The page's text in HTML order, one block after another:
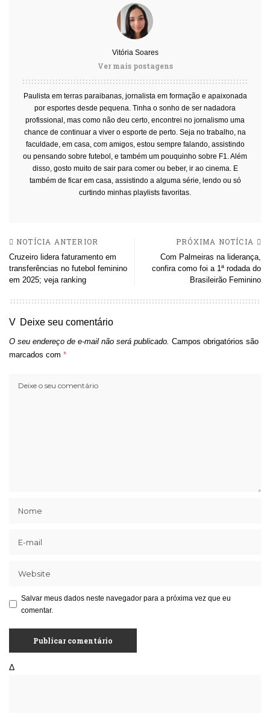
Vitória Soares
Ver mais postagens
Paulista em terras paraibanas, jornalista em formação e apaixonada
por esportes desde pequena. Tinha o sonho de ser nadadora
profissional, mas como não deu certo, encontrei no jornalismo uma
chance de continuar a viver o esporte de perto. Seja no trabalho, na
faculdade, em casa, com amigos, estou sempre falando, assistindo
ou pensando sobre futebol, e também um pouquinho sobre F1. Além
disso, gosto muito de sair para comer ou beber, ir ao cinema. E
também de ficar em casa, assistindo a alguma série, lendo ou só
curtindo minhas playlists favoritas.
NOTÍCIA ANTERIOR
Cruzeiro lidera faturamento em
transferências no futebol feminino
em 2025; veja ranking
PRÓXIMA NOTÍCIA
Com Palmeiras na liderança,
confira como foi a 1ª rodada do
Brasileirão Feminino
Deixe seu comentário
O seu endereço de e-mail não será publicado. Campos obrigatórios são
marcados com *
Salvar meus dados neste navegador para a próxima vez que eu
comentar.
Δ